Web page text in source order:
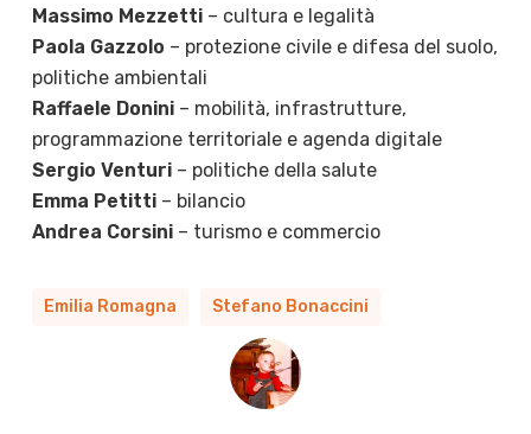
Massimo Mezzetti– cultura e legalità
Paola Gazzolo – protezione civile e difesa del suolo,
politiche ambientali
Raffaele Donini– mobilità, infrastrutture,
programmazione territoriale e agenda digitale
Sergio Venturi– politiche della salute
Emma Petitti– bilancio
Andrea Corsini– turismo e commercio
Emilia Romagna Stefano Bonaccini